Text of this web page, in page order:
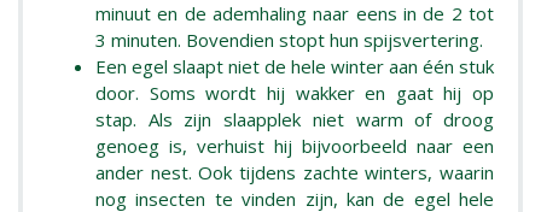
minuut en de ademhaling naar eens in de 2 tot
3 minuten. Bovendien stopt hun spijsvertering.
Een egel slaapt niet de hele winter aan één stuk
door. Soms wordt hij wakker en gaat hij op
stap. Als zijn slaapplek niet warm of droog
genoeg is, verhuist hij bijvoorbeeld naar een
ander nest. Ook tijdens zachte winters, waarin
nog insecten te vinden zijn, kan de egel hele